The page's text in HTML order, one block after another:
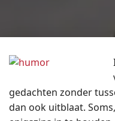
gedachten zonder
dan ook uitblaat.